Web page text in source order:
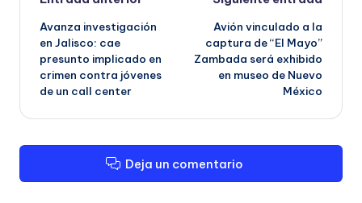
de
entradas
Avanza investigación
en Jalisco: cae
presunto implicado en
crimen contra jóvenes
de un call center
Avión vinculado a la
captura de “El Mayo”
Zambada será exhibido
en museo de Nuevo
México
Deja un comentario